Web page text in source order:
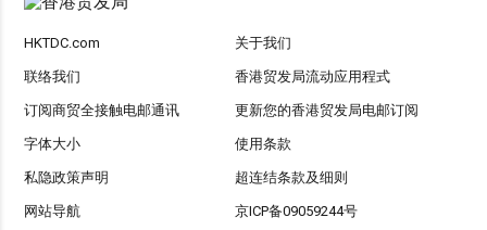
HKTDC.com 关于我们
联络我们 香港贸发局流动应用程式
订阅商贸全接触电邮通讯 更新您的香港贸发局电邮订阅
字体大小 使用条款
私隐政策声明 超连结条款及细则
网站导航 京ICP备09059244号